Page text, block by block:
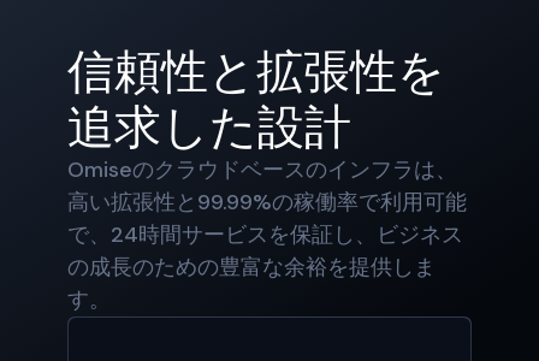
信頼性と拡張性を
追求した設計
Omiseのクラウドベースのインフラは、
高い拡張性と99.99%の稼働率で利用可能
で、24時間サービスを保証し、ビジネス
の成長のための豊富な余裕を提供しま
す。